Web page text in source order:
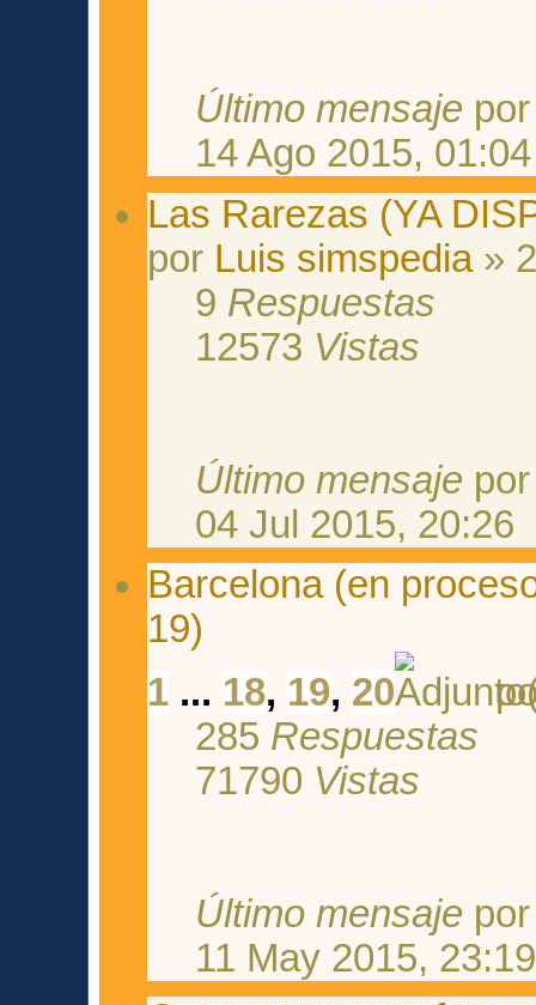
Último mensaje
14 Ago 2015, 01:04
Las Rarezas (YA
por Luis simspedia»
9 Respuestas
12573 Vistas
Último mensaje
04 Jul 2015, 20:26
Barcelona (en
19)
1 ... 18, 19, 20
285 Respuestas
71790 Vistas
Último mensaje
11 May 2015, 23:19